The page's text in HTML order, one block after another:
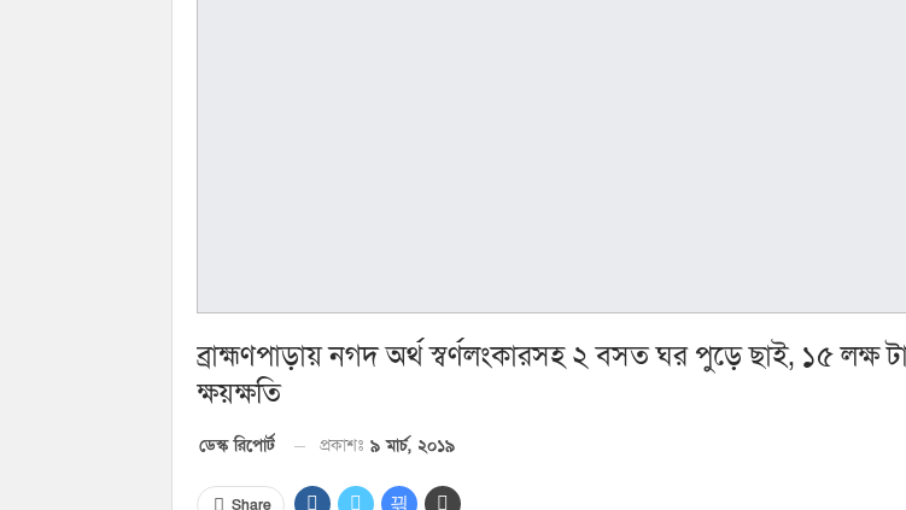
ব্রাহ্মণপাড়ায় নগদ অর্থ স্বর্ণলংকারসহ ২ বসত ঘর পুড়ে ছাই, ১৫ লক্ষ
ক্ষয়ক্ষতি
ডেস্ক রিপোর্ট প্রকাশঃ ৯ মার্চ, ২০১৯
Share